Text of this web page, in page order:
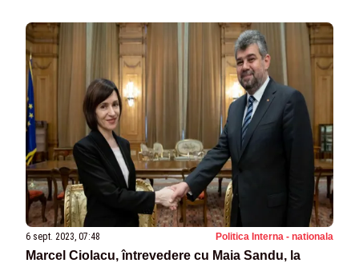
6 sept. 2023, 07:48 Politica Interna - nationala
Marcel Ciolacu, întrevedere cu Maia Sandu, la